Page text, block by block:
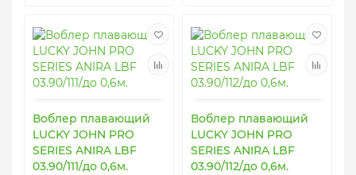
Воблер плавающий
LUCKY JOHN PRO
SERIES ANIRA LBF
03.90/111/до 0,6м.
Воблер плавающий
LUCKY JOHN PRO
SERIES ANIRA LBF
03.90/112/до 0,6м.